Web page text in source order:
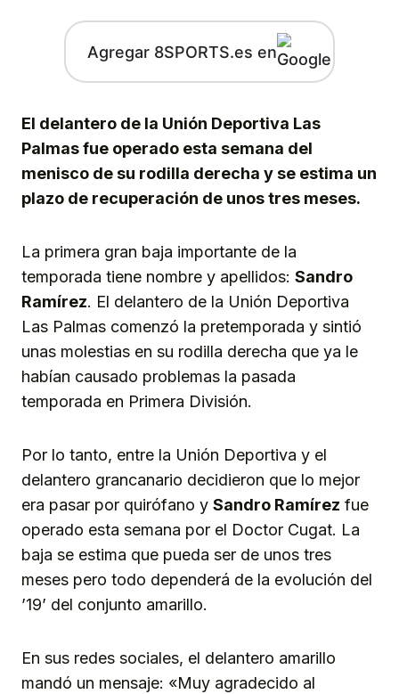
Agregar 8SPORTS.es en
El delantero de la Unión Deportiva Las
Palmas fue operado esta semana del
menisco de su rodilla derecha y se estima un
plazo de recuperación de unos tres meses.
La primera gran baja importante de la
temporada tiene nombre y apellidos: Sandro
Ramírez. El delantero de la Unión Deportiva
Las Palmas comenzó la pretemporada y sintió
unas molestias en su rodilla derecha que ya le
habían causado problemas la pasada
temporada en Primera División.
Por lo tanto, entre la Unión Deportiva y el
delantero grancanario decidieron que lo mejor
era pasar por quirófano y Sandro Ramírez fue
operado esta semana por el Doctor Cugat. La
baja se estima que pueda ser de unos tres
meses pero todo dependerá de la evolución del
’19’ del conjunto amarillo.
En sus redes sociales, el delantero amarillo
mandó un mensaje: «Muy agradecido al